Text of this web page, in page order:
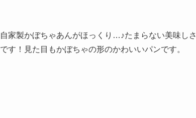
自家製かぼちゃあんがほっくり…♪たまらない美味し
です！見た目もかぼちゃの形のかわいいパンです。